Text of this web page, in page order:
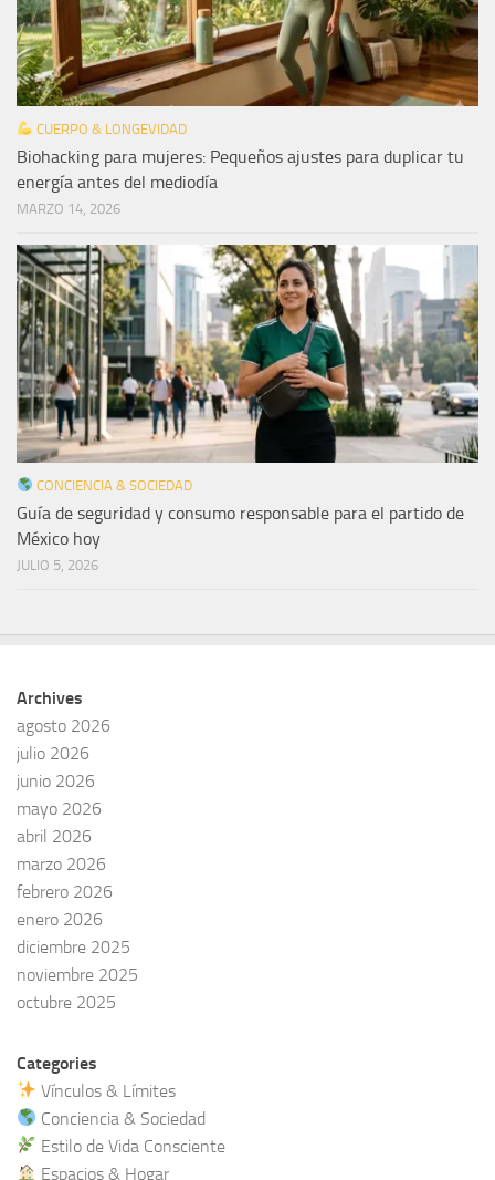
CUERPO & LONGEVIDAD
Biohacking para mujeres: Pequeños ajustes para duplicar tu
energía antes del mediodía
MARZO 14, 2026
CONCIENCIA & SOCIEDAD
Guía de seguridad y consumo responsable para el partido de
México hoy
JULIO 5, 2026
Archives
agosto 2026
julio 2026
junio 2026
mayo 2026
abril 2026
marzo 2026
febrero 2026
enero 2026
diciembre 2025
noviembre 2025
octubre 2025
Categories
Vínculos & Límites
Conciencia & Sociedad
Estilo de Vida Consciente
Espacios & Hogar